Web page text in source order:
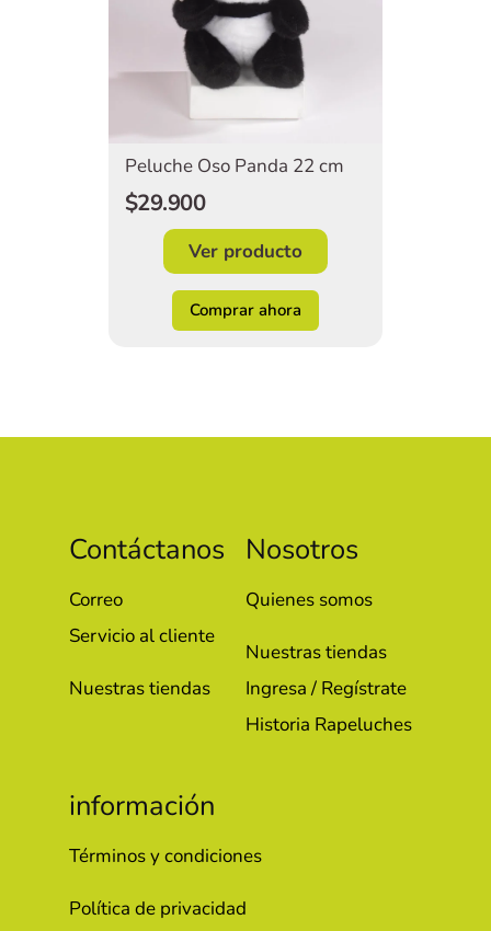
Peluche Oso Panda 22 cm
$29.900
Ver producto
Comprar ahora
Contáctanos
Correo
Servicio al cliente
Nuestras tiendas
Nosotros
Quienes somos
Nuestras tiendas
Ingresa / Regístrate
Historia Rapeluches
información
Términos y condiciones
Política de privacidad